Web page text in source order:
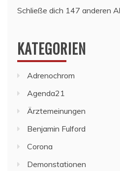
Schließe dich 147 anderen
KATEGORIEN
Adrenochrom
Agenda21
Ärztemeinungen
Benjamin Fulford
Corona
Demonstationen